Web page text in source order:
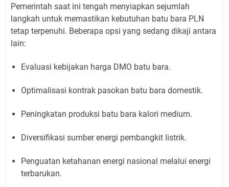
Pemerintah saat ini tengah menyiapkan sejumlah
langkah untuk memastikan kebutuhan batu bara PLN
tetap terpenuhi. Beberapa opsi yang sedang dikaji antara
lain:
Evaluasi kebijakan harga DMO batu bara.
Optimalisasi kontrak pasokan batu bara domestik.
Peningkatan produksi batu bara kalori medium.
Diversifikasi sumber energi pembangkit listrik.
Penguatan ketahanan energi nasional melalui energi
terbarukan.